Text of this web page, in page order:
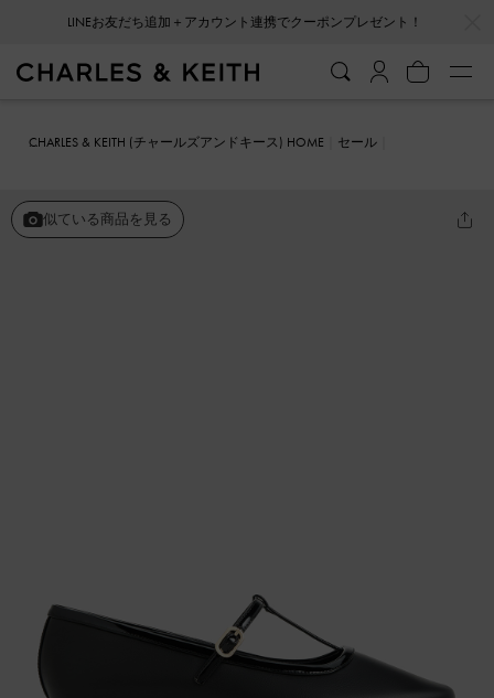
LINEお友だち追加＋アカウント連携でクーポンプレゼント！
CHARLES & KEITH (チャールズアンドキース) HOME
セール
似ている商品を見る